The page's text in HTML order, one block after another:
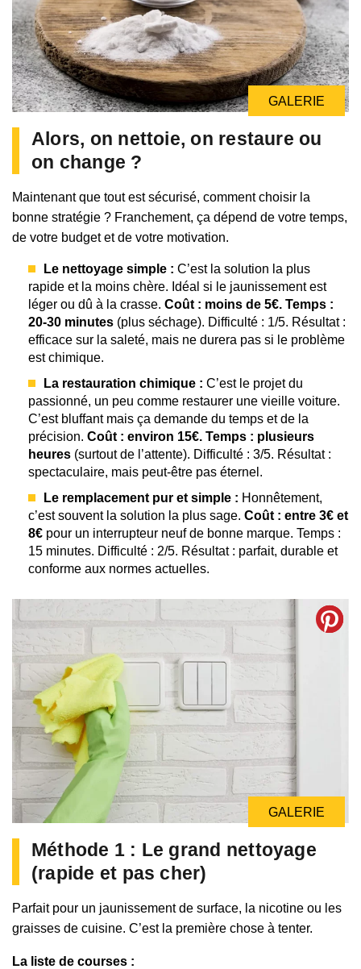
GALERIE
GALERIE
Alors, on nettoie, on restaure ou
on change ?
Maintenant que tout est sécurisé, comment choisir la
bonne stratégie ? Franchement, ça dépend de votre temps,
de votre budget et de votre motivation.
Le nettoyage simple : C’est la solution la plus
rapide et la moins chère. Idéal si le jaunissement est
léger ou dû à la crasse. Coût : moins de 5€. Temps :
20-30 minutes (plus séchage). Difficulté : 1/5. Résultat :
efficace sur la saleté, mais ne durera pas si le problème
est chimique.
La restauration chimique : C’est le projet du
passionné, un peu comme restaurer une vieille voiture.
C’est bluffant mais ça demande du temps et de la
précision. Coût : environ 15€. Temps : plusieurs
heures (surtout de l’attente). Difficulté : 3/5. Résultat :
spectaculaire, mais peut-être pas éternel.
Le remplacement pur et simple : Honnêtement,
c’est souvent la solution la plus sage. Coût : entre 3€ et
8€ pour un interrupteur neuf de bonne marque. Temps :
15 minutes. Difficulté : 2/5. Résultat : parfait, durable et
conforme aux normes actuelles.
GALERIE
GALERIE
Méthode 1 : Le grand nettoyage
(rapide et pas cher)
Parfait pour un jaunissement de surface, la nicotine ou les
graisses de cuisine. C’est la première chose à tenter.
La liste de courses :